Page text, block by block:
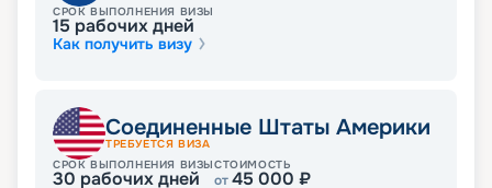
СРОК ВЫПОЛНЕНИЯ ВИЗЫ
15 рабочих дней
Как получить визу
Соединенные Штаты Америки
ТРЕБУЕТСЯ ВИЗА
СРОК ВЫПОЛНЕНИЯ ВИЗЫ
30 рабочих дней
СТОИМОСТЬ
от45 000 ₽